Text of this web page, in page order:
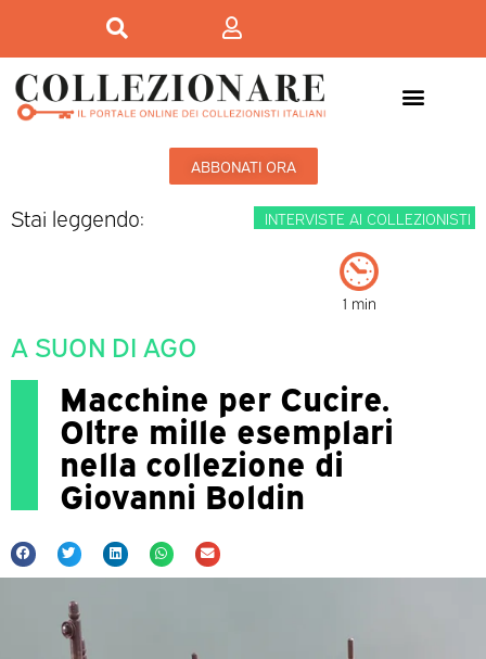
ABBONATI ORA
Stai leggendo: INTERVISTE AI COLLEZIONISTI
1 min
A SUON DI AGO
Macchine per Cucire.
Oltre mille esemplari
nella collezione di
Giovanni Boldin